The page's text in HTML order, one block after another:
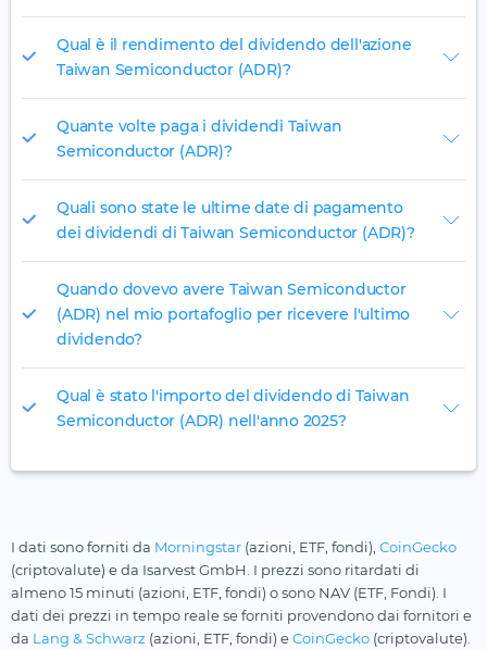
Qual è il rendimento del dividendo dell'azione
Taiwan Semiconductor (ADR)?
Quante volte paga i dividendi Taiwan
Semiconductor (ADR)?
Quali sono state le ultime date di pagamento
dei dividendi di Taiwan Semiconductor (ADR)?
Quando dovevo avere Taiwan Semiconductor
(ADR) nel mio portafoglio per ricevere l'ultimo
dividendo?
Qual è stato l'importo del dividendo di Taiwan
Semiconductor (ADR) nell'anno 2025?
I dati sono forniti da Morningstar (azioni, ETF, fondi), CoinGecko
(criptovalute) e da Isarvest GmbH. I prezzi sono ritardati di
almeno 15 minuti (azioni, ETF, fondi) o sono NAV (ETF, Fondi). I
dati dei prezzi in tempo reale se forniti provendono dai fornitori e
da Lang & Schwarz (azioni, ETF, fondi) eCoinGecko (criptovalute).